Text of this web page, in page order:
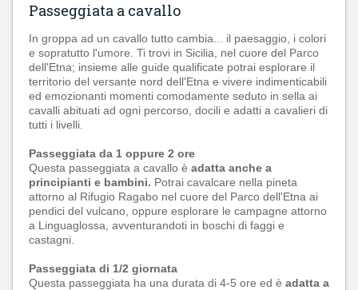
Passeggiata a cavallo
In groppa ad un cavallo tutto cambia... il paesaggio, i colori
e sopratutto l'umore. Ti trovi in Sicilia, nel cuore del Parco
dell'Etna; insieme alle guide qualificate potrai esplorare il
territorio del versante nord dell'Etna e vivere indimenticabili
ed emozionanti momenti comodamente seduto in sella ai
cavalli abituati ad ogni percorso, docili e adatti a cavalieri di
tutti i livelli.
Passeggiata da 1 oppure 2 ore
Questa passeggiata a cavallo è adatta anche a
principianti e bambini. Potrai cavalcare nella pineta
attorno al Rifugio Ragabo nel cuore del Parco dell'Etna ai
pendici del vulcano, oppure esplorare le campagne attorno
a Linguaglossa, avventurandoti in boschi di faggi e
castagni.
Passeggiata di 1/2 giornata
Questa passeggiata ha una durata di 4-5 ore ed è adatta a